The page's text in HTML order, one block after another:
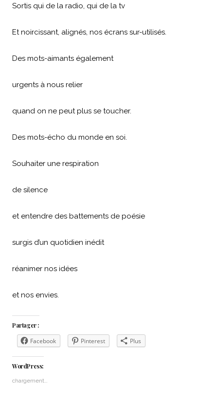
Sortis qui de la radio, qui de la tv
Et noircissant, alignés, nos écrans sur-utilisés.
Des mots-aimants également
urgents à nous relier
quand on ne peut plus se toucher.
Des mots-écho du monde en soi.
Souhaiter une respiration
de silence
et entendre des battements de poésie
surgis d’un quotidien inédit
réanimer nos idées
et nos envies.
Partager :
Facebook Pinterest Plus
WordPress:
chargement…